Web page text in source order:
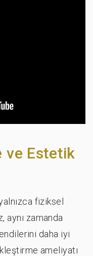
ve Estetik
fiziksel
aynı zamanda
daha iyi
ameliyatı